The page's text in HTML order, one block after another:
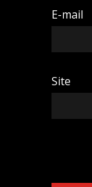
E-mail
Site